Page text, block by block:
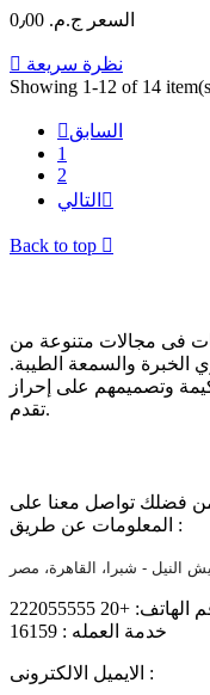
السعر ج.م.‏ 0٫00
 نظرة سريعة
Showing 1-12 of 14
السابق
1
2
التالي 
Back to top 
فى مجالات متنوعة من
الخبرة والسمعة الطيبة.
وتصميمهم على إحراز
تقدم.
فضلك تواصل معنا على
المعلومات عن طريق :
+20 222055555
خدمة العمله : 16159
الايميل الالكترونى :